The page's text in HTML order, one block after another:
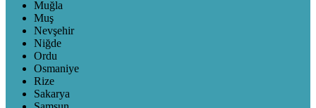
Muğla
Muş
Nevşehir
Niğde
Ordu
Osmaniye
Rize
Sakarya